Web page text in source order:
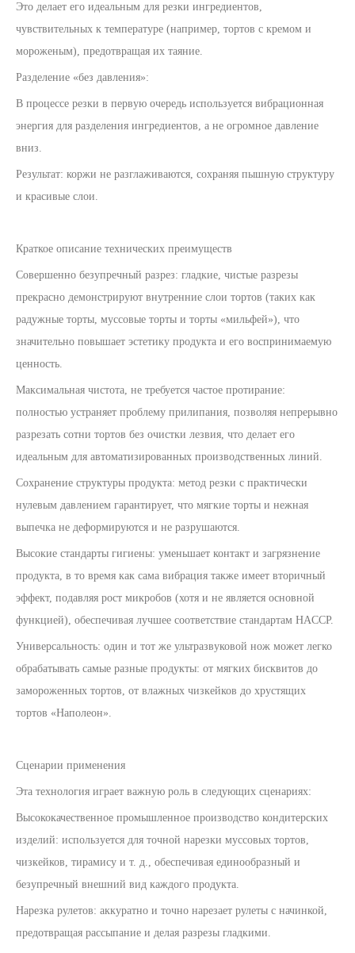
Это делает его идеальным для резки ингредиентов,
чувствительных к температуре (например, тортов с кремом и
мороженым), предотвращая их таяние.
Разделение «без давления»:
В процессе резки в первую очередь используется вибрационная
энергия для разделения ингредиентов, а не огромное давление
вниз.
Результат: коржи не разглаживаются, сохраняя пышную структуру
и красивые слои.
Краткое описание технических преимуществ
Совершенно безупречный разрез: гладкие, чистые разрезы
прекрасно демонстрируют внутренние слои тортов (таких как
радужные торты, муссовые торты и торты «мильфей»), что
значительно повышает эстетику продукта и его воспринимаемую
ценность.
Максимальная чистота, не требуется частое протирание:
полностью устраняет проблему прилипания, позволяя непрерывно
разрезать сотни тортов без очистки лезвия, что делает его
идеальным для автоматизированных производственных линий.
Сохранение структуры продукта: метод резки с практически
нулевым давлением гарантирует, что мягкие торты и нежная
выпечка не деформируются и не разрушаются.
Высокие стандарты гигиены: уменьшает контакт и загрязнение
продукта, в то время как сама вибрация также имеет вторичный
эффект, подавляя рост микробов (хотя и не является основной
функцией), обеспечивая лучшее соответствие стандартам HACCP.
Универсальность: один и тот же ультразвуковой нож может легко
обрабатывать самые разные продукты: от мягких бисквитов до
замороженных тортов, от влажных чизкейков до хрустящих
тортов «Наполеон».
Сценарии применения
Эта технология играет важную роль в следующих сценариях:
Высококачественное промышленное производство кондитерских
изделий: используется для точной нарезки муссовых тортов,
чизкейков, тирамису и т. д., обеспечивая единообразный и
безупречный внешний вид каждого продукта.
Нарезка рулетов: аккуратно и точно нарезает рулеты с начинкой,
предотвращая рассыпание и делая разрезы гладкими.